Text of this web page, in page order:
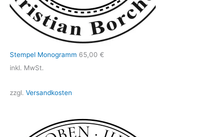
Stempel Monogramm 65,00 €
inkl. MwSt.
zzgl. Versandkosten